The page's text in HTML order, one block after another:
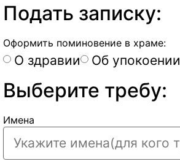
Подать записку:
Оформить поминовение в храме:
О здравии Об упокоении
Выберите требу:
Имена